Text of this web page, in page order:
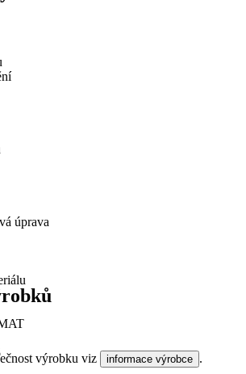
úprava
výrobku viz informace výrobce .